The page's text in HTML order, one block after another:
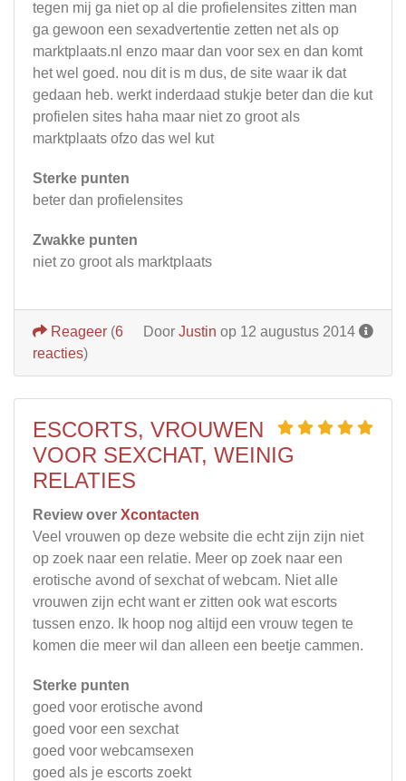
tegen mij ga niet op al die profielensites zitten man
ga gewoon een sexadvertentie zetten net als op
marktplaats.nl enzo maar dan voor sex en dan komt
het wel goed. nou dit is m dus, de site waar ik dat
gedaan heb. werkt inderdaad stukje beter dan die kut
profielen sites haha maar niet zo groot als
marktplaats ofzo das wel kut
Sterke punten
beter dan profielensites
Zwakke punten
niet zo groot als marktplaats
Door Justin op 12 augustus 2014
Reageer (6
reacties)
ESCORTS, VROUWEN
VOOR SEXCHAT, WEINIG
RELATIES
Review over Xcontacten
Veel vrouwen op deze website die echt zijn zijn niet
op zoek naar een relatie. Meer op zoek naar een
erotische avond of sexchat of webcam. Niet alle
vrouwen zijn echt want er zitten ook wat escorts
tussen enzo. Ik hoop nog altijd een vrouw tegen te
komen die meer wil dan alleen een beetje cammen.
Sterke punten
goed voor erotische avond
goed voor een sexchat
goed voor webcamsexen
goed als je escorts zoekt